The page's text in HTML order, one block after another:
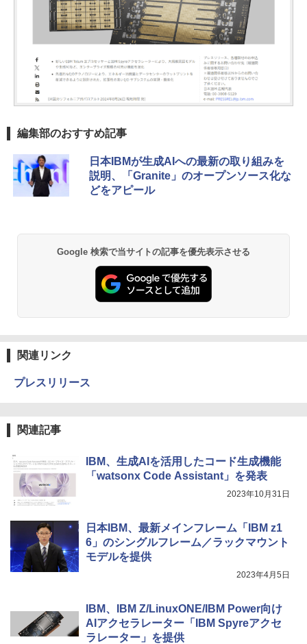
編集部のおすすめ記事
日本IBMが生成AIへの最新の取り組みを
説明、「Granite」のオープンソース化な
どをアピール
Google 検索で当サイトの記事を優先表示させる
関連リンク
プレスリリース
関連記事
IBM、生成AIを活用したコード生成機能
「watsonx Code Assistant」を発表
2023年10月31日
日本IBM、最新メインフレーム「IBM z1
6」のシングルフレーム／ラックマウント
モデルを提供
2023年4月5日
IBM、IBM Z/LinuxONE/IBM Power向け
AIアクセラレーター「IBM Spyreアクセ
ラレーター」を提供